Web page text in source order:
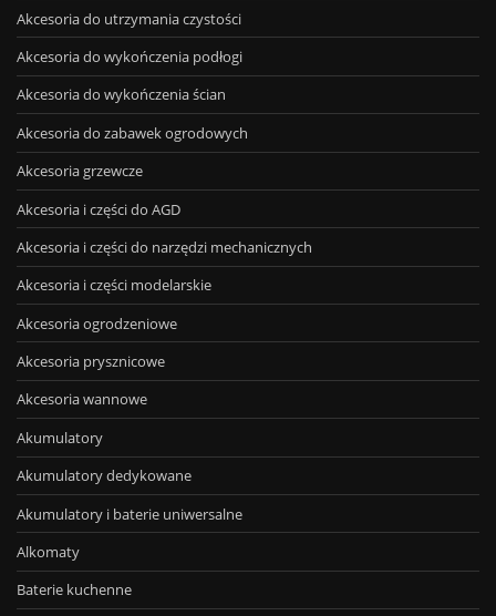
Akcesoria do utrzymania czystości
Akcesoria do wykończenia podłogi
Akcesoria do wykończenia ścian
Akcesoria do zabawek ogrodowych
Akcesoria grzewcze
Akcesoria i części do AGD
Akcesoria i części do narzędzi mechanicznych
Akcesoria i części modelarskie
Akcesoria ogrodzeniowe
Akcesoria prysznicowe
Akcesoria wannowe
Akumulatory
Akumulatory dedykowane
Akumulatory i baterie uniwersalne
Alkomaty
Baterie kuchenne